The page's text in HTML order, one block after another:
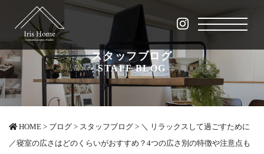
スタッフブログ
STAFF BLOG
HOME > ブログ > スタッフブログ > ＼ リラックスして過ごすために
／寝室の広さはどのくらいがおすすめ？4つの広さ別の特徴や注意点も